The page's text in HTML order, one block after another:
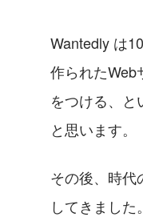
Wantedly は
作られたWeb
をつける、
と思います。
その後、時代
してきまし